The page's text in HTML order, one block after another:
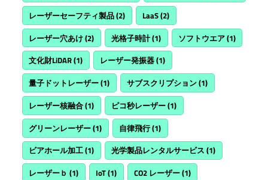
レーザーセーフティ製品(2) LaaS(2)
レーザー穴あけ(2) 光格子時計(1) ソフトウエア(1)
文化財LiDAR(1) レーザー発振器(1)
量子ドットレーザー(1) サブスクリプション(1)
レーザー核融合(1) ピコ秒レーザー(1)
グリーンレーザー(1) 自律飛行(1)
ビアホール加工(1) 光学製品レンタルサービス (1)
レーザーｂ (1) IoT(1) CO2 レーザー(1)